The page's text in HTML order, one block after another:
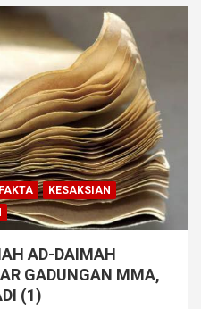
KESAKSIAN
AD-DAIMAH
GADUNGAN MMA,
(1)